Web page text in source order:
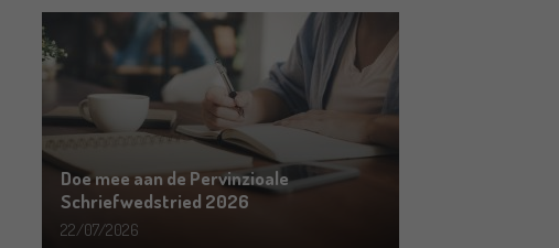
Doe mee aan de Pervinzioale
Schriefwedstried 2026
22/07/2026